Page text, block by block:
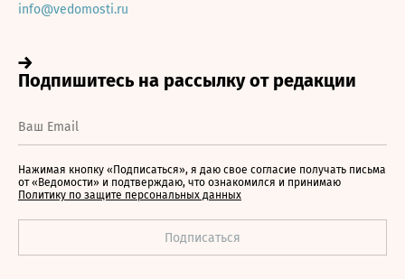
info@vedomosti.ru
Нажимая кнопку «Подписаться», я даю свое согласие получать письма
от «Ведомости» и подтверждаю, что ознакомился и принимаю
Политику по защите персональных данных